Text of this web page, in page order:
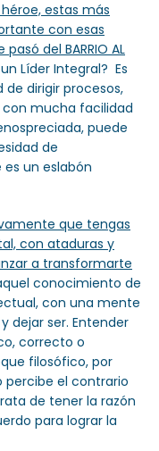
estas más
con esas
del BARRIO AL
Líder Integral? Es
dirigir procesos,
mucha facilidad
puede
de
un eslabón
que tengas
con ataduras y
a transformarte
conocimiento de
con una mente
dejar ser. Entender
correcto o
filosófico, por
percibe el contrario
de tener la razón
para lograr la